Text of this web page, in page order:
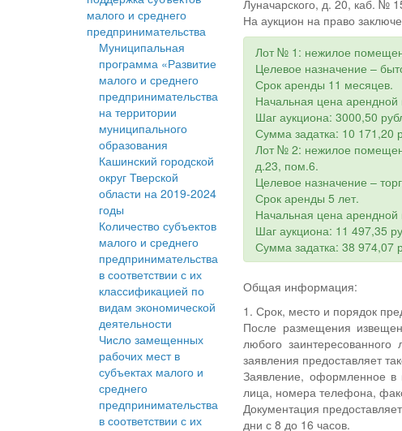
малого и среднего
предпринимательства
Муниципальная
программа «Развитие
малого и среднего
предпринимательства
на территории
муниципального
образования
Кашинский городской
округ Тверской
области на 2019-2024
годы
Количество субъектов
малого и среднего
предпринимательства
в соответствии с их
классификацией по
видам экономической
деятельности
Число замещенных
рабочих мест в
субъектах малого и
среднего
предпринимательства
в соответствии с их
Луначарского, д. 20, каб. №
На аукцион на право
Лот № 1: нежилое
Целевое назначение –
Срок аренды 11 месяцев.
Начальная цена
Шаг аукциона: 3000,50
Сумма задатка: 10 171,20
Лот № 2: нежилое
д.23, пом.6.
Целевое назначение –
Срок аренды 5 лет.
Начальная цена
Шаг аукциона: 11 497,35
Сумма задатка: 38 974,07
Общая информация:
1. Срок, место и порядок
После размещения
любого
заявления предоставляет
Заявление, оформленное в
лица, номера телефона,
Документация
дни с 8 до 16 часов.